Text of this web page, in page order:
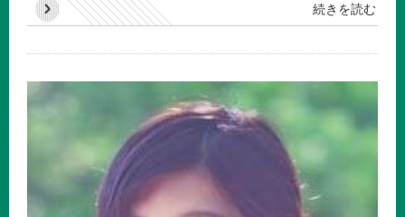
続きを読む